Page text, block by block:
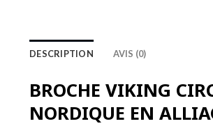
DESCRIPTION AVIS (0)
BROCHE VIKING
NORDIQUE EN